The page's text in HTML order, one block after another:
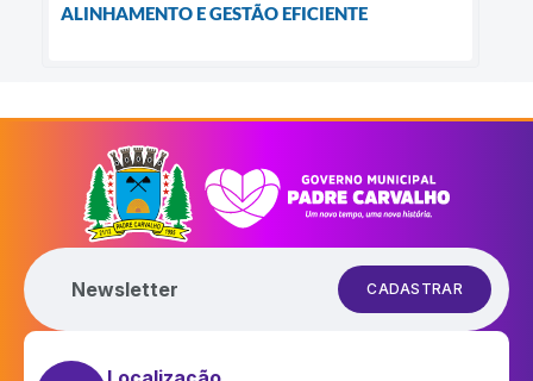
ALINHAMENTO E GESTÃO EFICIENTE
Newsletter CADASTRAR